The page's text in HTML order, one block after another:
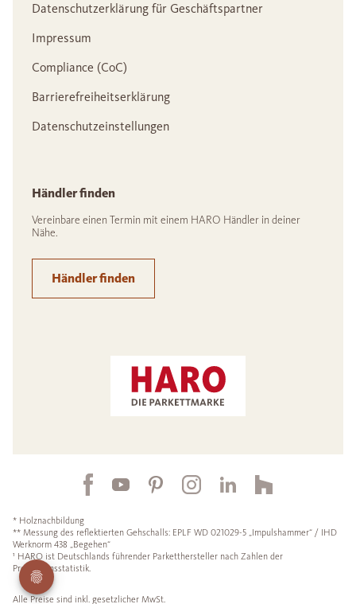
Datenschutzerklärung für Geschäftspartner
Impressum
Compliance (CoC)
Barrierefreiheitserklärung
Datenschutzeinstellungen
Händler finden
Vereinbare einen Termin mit einem HARO Händler in deiner
Nähe.
Händler finden
* Holznachbildung
** Messung des reflektierten Gehschalls: EPLF WD 021029-5 „Impulshammer“ / IHD
Werknorm 438 „Begehen“
¹ HARO ist Deutschlands führender Parketthersteller nach Zahlen der
Produktionsstatistik.
Alle Preise sind inkl. gesetzlicher MwSt.